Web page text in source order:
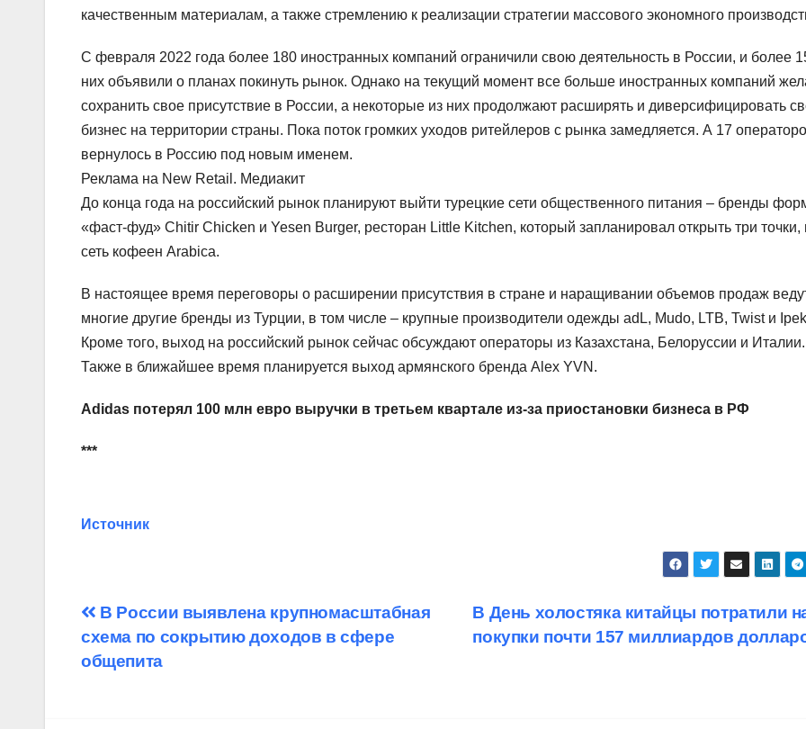
качественным материалам, а также стремлению к реализации стратегии массового экономного
С февраля 2022 года более 180 иностранных компаний ограничили свою деятельность в России, и более
них объявили о планах покинуть рынок. Однако на текущий момент все больше иностранных компаний
сохранить свое присутствие в России, а некоторые из них продолжают расширять и диверсифицировать
бизнес на территории страны. Пока поток громких уходов ритейлеров с рынка замедляется. А 17
вернулось в Россию под новым именем.
Реклама на New Retail. Медиакит
До конца года на российский рынок планируют выйти турецкие сети общественного питания – бренды
«фаст-фуд» Chitir Chicken и Yesen Burger, ресторан Little Kitchen, который запланировал открыть три точки,
сеть кофеен Arabica.
В настоящее время переговоры о расширении присутствия в стране и наращивании объемов продаж
многие другие бренды из Турции, в том числе – крупные производители одежды adL, Mudo, LTB, Twist и
Кроме того, выход на российский рынок сейчас обсуждают операторы из Казахстана, Белоруссии и Италии.
Также в ближайшее время планируется выход армянского бренда Alex YVN.
Adidas потерял 100 млн евро выручки в третьем квартале из-за приостановки бизнеса в РФ
***
Источник
Навигация
по
В День холостяка китайцы потратили
покупки почти 157 миллиардов
В России выявлена крупномасштабная
схема по сокрытию доходов в сфере
общепита